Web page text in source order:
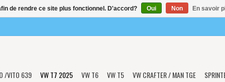
/VITO 639 VW T7 2025 VW T6 VW T5 VW CRAFTER / MAN TGE
de rendre ce site plus fonctionnel. D'accord? Oui Non En savoir